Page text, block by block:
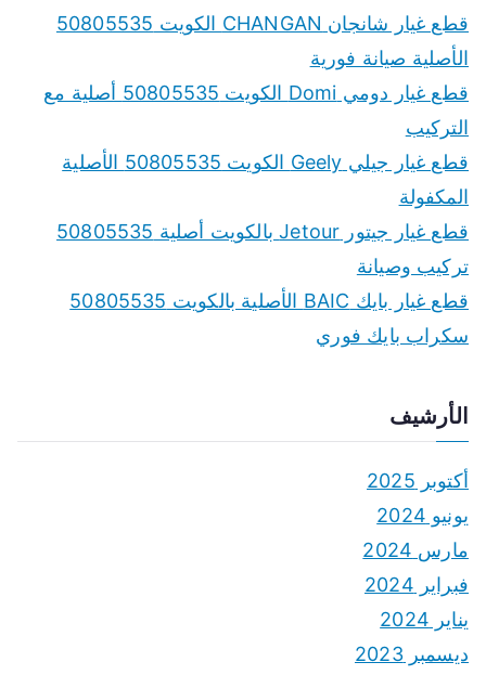
قطع غيار شانجان CHANGAN الكويت 50805535
الأصلية صيانة فورية
قطع غيار دومي Domi الكويت 50805535 أصلية مع
التركيب
قطع غيار جيلي Geely الكويت 50805535 الأصلية
المكفولة
قطع غيار جيتور Jetour بالكويت أصلية 50805535
تركيب وصيانة
قطع غيار بايك BAIC الأصلية بالكويت 50805535
سكراب بايك فوري
الأرشيف
أكتوبر 2025
يونيو 2024
مارس 2024
فبراير 2024
يناير 2024
ديسمبر 2023